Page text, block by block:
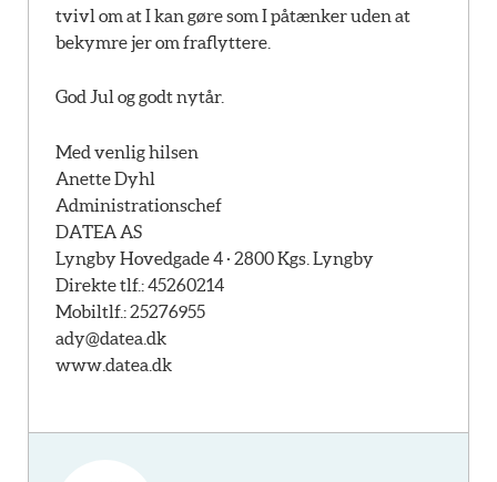
tvivl om at I kan gøre som I påtænker uden at
bekymre jer om fraflyttere.
God Jul og godt nytår.
Med venlig hilsen
Anette Dyhl
Administrationschef
DATEA AS
Lyngby Hovedgade 4 · 2800 Kgs. Lyngby
Direkte tlf.: 45260214
Mobiltlf.: 25276955
ady@datea.dk
www.datea.dk